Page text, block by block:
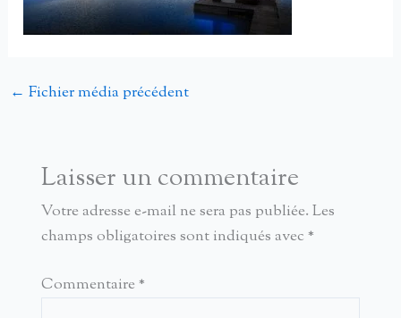
← Fichier média précédent
Laisser un commentaire
Votre adresse e-mail ne sera pas publiée. Les
champs obligatoires sont indiqués avec *
Commentaire *